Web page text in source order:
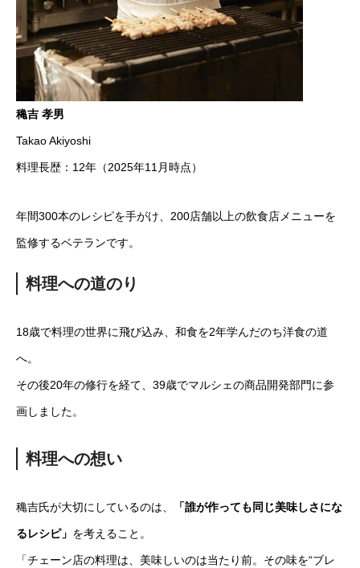
穐吉 孝男
Takao Akiyoshi
料理長歴：12年（2025年11月時点）
年間300本のレシピを手がけ、200店舗以上の飲食店メニューを
監修するベテランです。
料理への道のり
18歳で料理の世界に飛び込み、和食を2年学んだのち洋食の道
へ。
その後20年の修行を経て、39歳でマルシェの商品開発部門に参
画しました。
料理への想い
穐吉氏が大切にしているのは、 「誰が作っても同じ美味しさにな
るレシピ」 を考えること。
「チェーン店の料理は、美味しいのは当たり前。その味を“ブレ